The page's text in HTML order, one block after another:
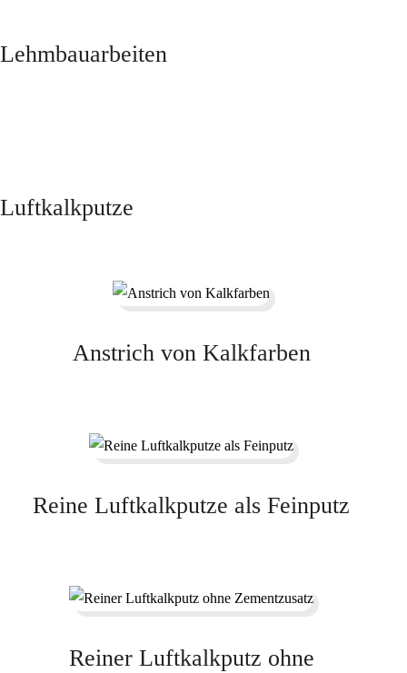
Lehmbauarbeiten
Luftkalkputze
Anstrich von Kalkfarben
Reine Luftkalkputze als Feinputz
Reiner Luftkalkputz ohne